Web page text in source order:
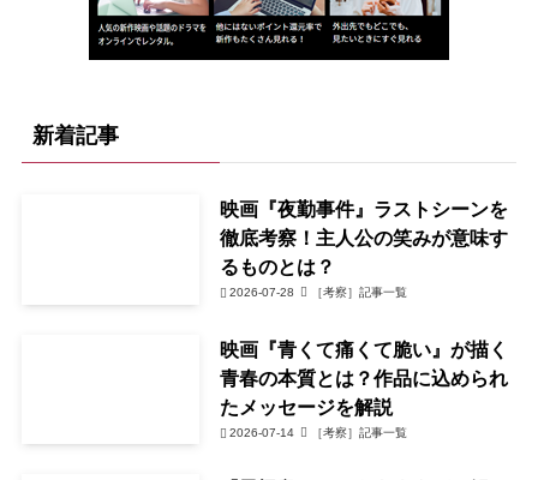
新着記事
映画『夜勤事件』ラストシーンを
徹底考察！主人公の笑みが意味す
るものとは？
2026-07-28 ［考察］記事一覧
映画『青くて痛くて脆い』が描く
青春の本質とは？作品に込められ
たメッセージを解説
2026-07-14 ［考察］記事一覧